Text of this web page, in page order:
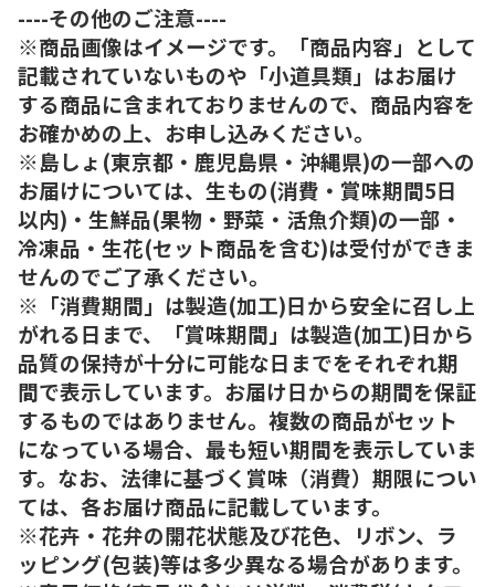
----その他のご注意----
※商品画像はイメージです。「商品内容」として
記載されていないものや「小道具類」はお届け
する商品に含まれておりませんので、商品内容を
お確かめの上、お申し込みください。
※島しょ(東京都・鹿児島県・沖縄県)の一部への
お届けについては、生もの(消費・賞味期間5日
以内)・生鮮品(果物・野菜・活魚介類)の一部・
冷凍品・生花(セット商品を含む)は受付ができま
せんのでご了承ください。
※「消費期間」は製造(加工)日から安全に召し上
がれる日まで、「賞味期間」は製造(加工)日から
品質の保持が十分に可能な日までをそれぞれ期
間で表示しています。お届け日からの期間を保証
するものではありません。複数の商品がセット
になっている場合、最も短い期間を表示していま
す。なお、法律に基づく賞味（消費）期限につい
ては、各お届け商品に記載しています。
※花卉・花弁の開花状態及び花色、リボン、ラ
ッピング(包装)等は多少異なる場合があります。